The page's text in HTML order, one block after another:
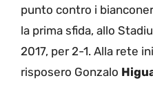
punto contro i
la prima sfida, allo
2017, per 2-1. Alla rete
risposero Gonzalo